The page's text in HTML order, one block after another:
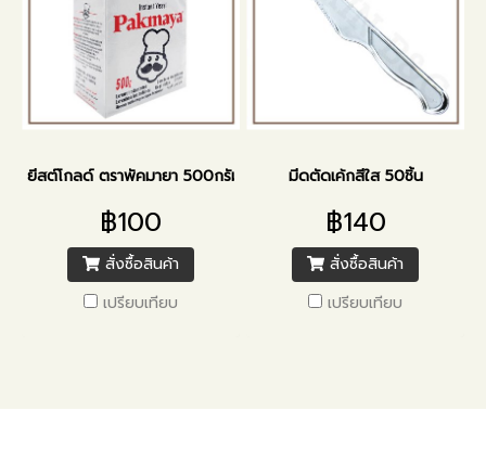
ยีสต์โกลด์ ตราพัคมายา 500กรัม
฿100
สั่งซื้อสินค้า
เปรียบเทียบ
มีดตัดเค้กสีใส 50ชิ้น
฿140
สั่งซื้อสินค้า
เปรียบเทียบ